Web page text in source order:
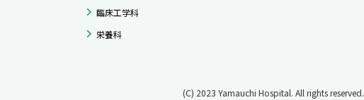
臨床工学科
栄養科
(C) 2023 Yamauchi Hospital. All rights reserved.